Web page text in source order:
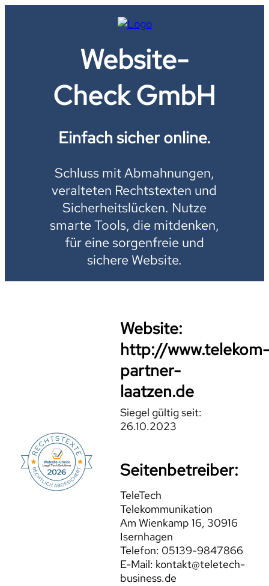
Website-
Check GmbH
Einfach sicher online.
Schluss mit Abmahnungen,
veralteten Rechtstexten und
Sicherheitslücken. Nutze
smarte Tools, die mitdenken,
für eine sorgenfreie und
sichere Website.
Website:
http://
partner-
laatzen.de
Siegel gültig seit:
26.10.2023
Seitenbetreiber:
TeleTech
Telekommunikation
Am Wienkamp 16, 30916
Isernhagen
Telefon: 05139-9847866
E-Mail: kontakt@teletech-
business.de